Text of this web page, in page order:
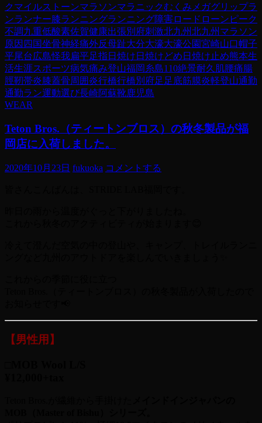
ク マイルストーンマラソンマラニックむくみ メガグリップラ
ンランナー膝ランニングランニング障害ロード ローンピーク
不調九重低酸素佐賀健康出張別府刺激北九州北九州マラソン
原因 四国坐骨神経痛外反母趾大分大濠大濠公園宮崎山口帽子
平尾台 広島怪我扁平足指日焼け 日焼けどめ 日焼け止め熊本生
活生涯スポーツ病気痛み登山福岡 糸島110絶景耐久 肌腰痛腸
脛靭帯炎膝蓋骨周囲炎行橋行橋別府足 足底筋膜炎軽登山通勤
通勤ラン運動選び長崎阿蘇靴鹿児島
WEAR
Teton Bros.（ティートンブロス）の秋冬製品が福
岡店に入荷しました。
2020年10月23日 fukuoka コメントする
【男性用】